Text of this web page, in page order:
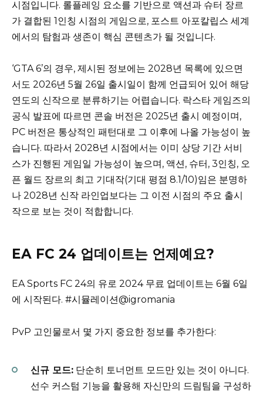
시점입니다. 롤플레잉 요소를 기반으로 액션과 슈터 장르
가 결합된 1인칭 시점의 게임으로, 포스트 아포칼립스 세계
에서의 탐험과 생존이 핵심 콘텐츠가 될 것입니다.
‘GTA 6’의 경우, 제시된 정보에는 2028년 목록에 있으면
서도 2026년 5월 26일 출시일이 함께 언급되어 있어 해당
연도의 신작으로 분류하기는 어렵습니다. 락스타 게임즈의
공식 발표에 따르면 콘솔 버전은 2025년 출시 예정이며,
PC 버전은 통상적인 패턴대로 그 이후에 나올 가능성이 높
습니다. 따라서 2028년 시점에서는 이미 상당 기간 서비
스가 진행된 게임일 가능성이 높으며, 액션, 슈터, 3인칭, 오
픈 월드 장르의 최고 기대작(기대 평점 8.1/10)임은 분명하
나 2028년 신작 라인업보다는 그 이전 시점의 주요 출시
작으로 보는 것이 적합합니다.
EA FC 24 업데이트는 언제예요?
EA Sports FC 24의 유로 2024 무료 업데이트는 6월 6일
에 시작된다. #시뮬레이션@igromania
PvP 고인물로서 몇 가지 중요한 정보를 추가한다:
신규 모드: 단순히 토너먼트 모드만 있는 것이 아니다.
선수 커스텀 기능을 활용해 자신만의 드림팀을 구성하